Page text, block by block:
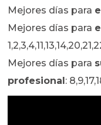
Mejores días para
Mejores días para
Mejores días para
profesional :